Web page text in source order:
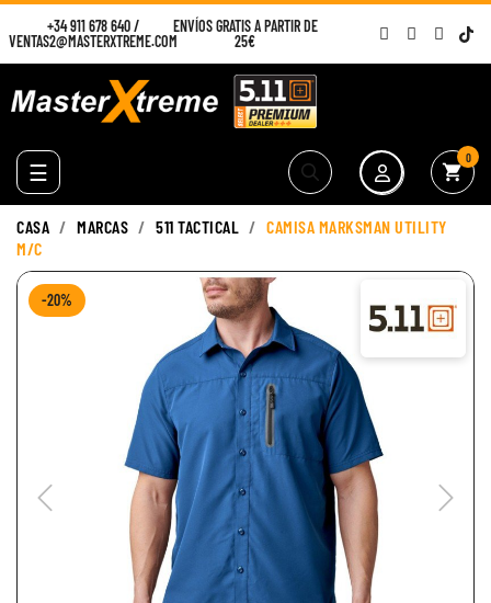
+34 911 678 640/
VENTAS2@MASTERXTREME.COM
ENVÍOS GRATIS A PARTIR DE
25€
Navegación
de
palanca
☰ shopping_cart
0
CASA MARCAS 511 TACTICAL
CAMISA MARKSMAN UTILITY
M/C
-20%